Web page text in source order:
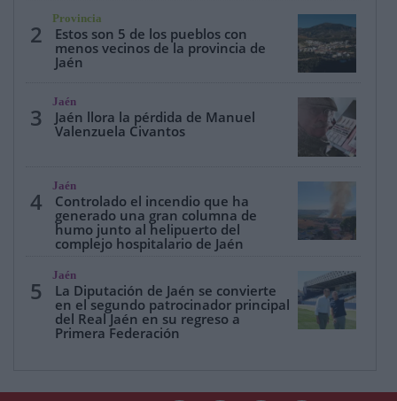
2
Provincia
Estos son 5 de los pueblos con
menos vecinos de la provincia de
Jaén
3
Jaén
Jaén llora la pérdida de Manuel
Valenzuela Civantos
4
Jaén
Controlado el incendio que ha
generado una gran columna de
humo junto al helipuerto del
complejo hospitalario de Jaén
5
Jaén
La Diputación de Jaén se convierte
en el segundo patrocinador principal
del Real Jaén en su regreso a
Primera Federación